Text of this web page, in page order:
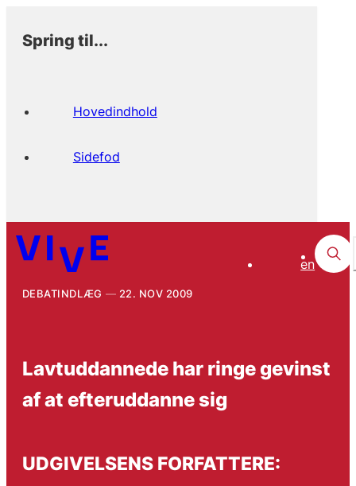
Spring til...
Hovedindhold
Sidefod
en
DEBATINDLÆG 22. NOV 2009
Lavtuddannede har ringe gevinst
af at efteruddanne sig
UDGIVELSENS FORFATTERE: